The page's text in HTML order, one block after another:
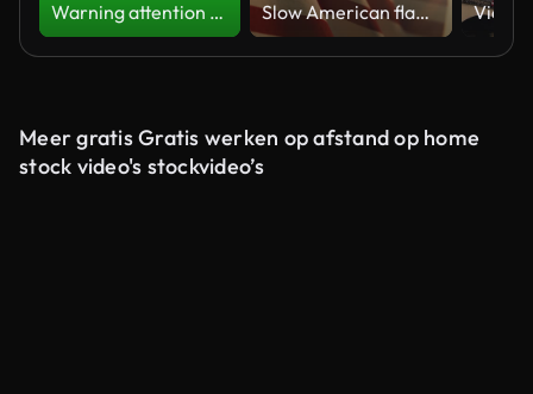
Warning attention yellow hazard message street sign 4k green screen caution animation Slow American flag at sunset during Memorial Day in the United States
Meer gratis Gratis werken op afstand op home
stock video's stockvideo’s